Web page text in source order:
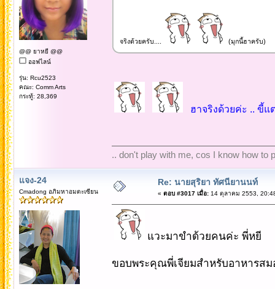
@@ ยาหยี @@
ออฟไลน์
รุ่น: Rcu2523
คณะ: Comm Arts
กระทู้: 28,369
จริงด้วยครับ.... (มุกนี้ฮาครับ)
ฮาจริงด้วยค่ะ .. ขี้แ
.. don't play with me, cos I know how to
แจง-24
Cmadong อภิมหาอมตะเซียน
Re: นายสุริยา ทัศนียานนท์
« ตอบ #3017 เมื่อ:14 ตุลาคม 2553,
แวะมาขำด้วยคนค่ะ พี่หยี
ขอบพระคุณพี่เจียมสำหรับอาหารส